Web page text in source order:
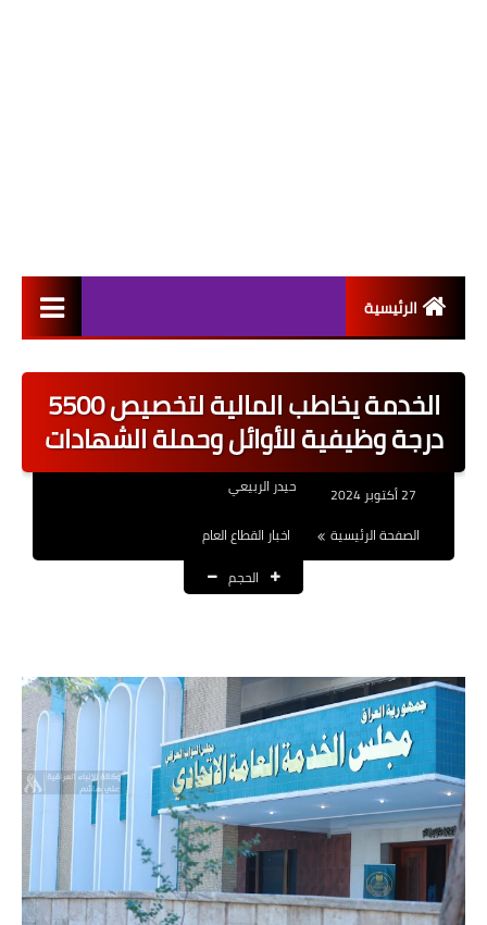
الرئيسية
اخبار القطاع العام
اخبار القطاع الخاص
العقود والاجور اليومية
القروض والسلف
المنح المالية
قطع الاراضي
اخبار العراق
الاخبار السياسية
الخدمة يخاطب المالية لتخصيص 5500
درجة وظيفية للأوائل وحملة الشهادات
حيدر الربيعي
الصفحة الرئيسية
اخبار القطاع العام
الحجم